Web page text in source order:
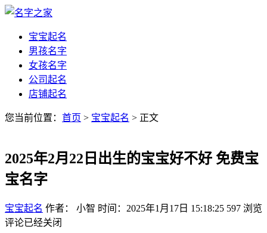
宝宝起名
男孩名字
女孩名字
公司起名
店铺起名
您当前位置： 首页 > 宝宝起名 > 正文
2025年2月22日出生的宝宝好不好 免费宝
宝名字
宝宝起名 作者： 小智 时间：2025年1月17日 15:18:25 597 浏览
评论已经关闭